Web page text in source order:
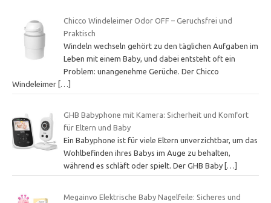
Chicco Windeleimer Odor OFF – Geruchsfrei und
Praktisch
Windeln wechseln gehört zu den täglichen Aufgaben im
Leben mit einem Baby, und dabei entsteht oft ein
Problem: unangenehme Gerüche. Der Chicco
Windeleimer […]
GHB Babyphone mit Kamera: Sicherheit und Komfort
für Eltern und Baby
Ein Babyphone ist für viele Eltern unverzichtbar, um das
Wohlbefinden ihres Babys im Auge zu behalten,
während es schläft oder spielt. Der GHB Baby […]
Megainvo Elektrische Baby Nagelfeile: Sicheres und